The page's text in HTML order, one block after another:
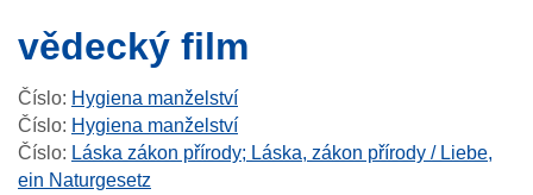
vědecký film
Číslo: Hygiena manželství
Číslo: Hygiena manželství
Číslo: Láska zákon přírody; Láska, zákon přírody / Liebe,
ein Naturgesetz